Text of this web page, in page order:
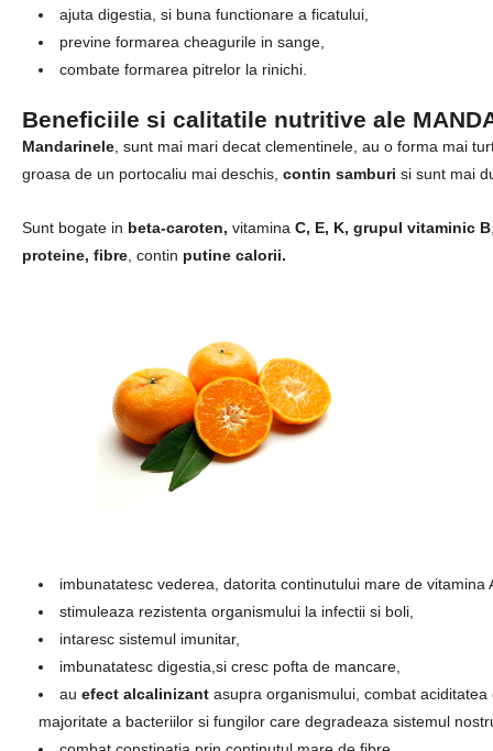
ajuta digestia, si buna functionare a ficatului,
previne formarea cheagurile in sange,
combate formarea pitrelor la rinichi.
Beneficiile si calitatile nutritive ale
Mandarinele , sunt mai mari decat clementinele, au o forma mai
groasa de un portocaliu mai deschis, contin samburi si sunt mai
Sunt bogate in beta-caroten, vitamina C, E, K, grupul vitaminic B
proteine, fibre , contin putine calorii.
imbunatatesc vederea, datorita continutului mare de vitamina
stimuleaza rezistenta organismului la infectii si boli,
intaresc sistemul imunitar,
imbunatatesc digestia,si cresc pofta de mancare,
au efect alcalinizant asupra organismului, combat
majoritate a bacteriilor si fungilor care degradeaza sistemul